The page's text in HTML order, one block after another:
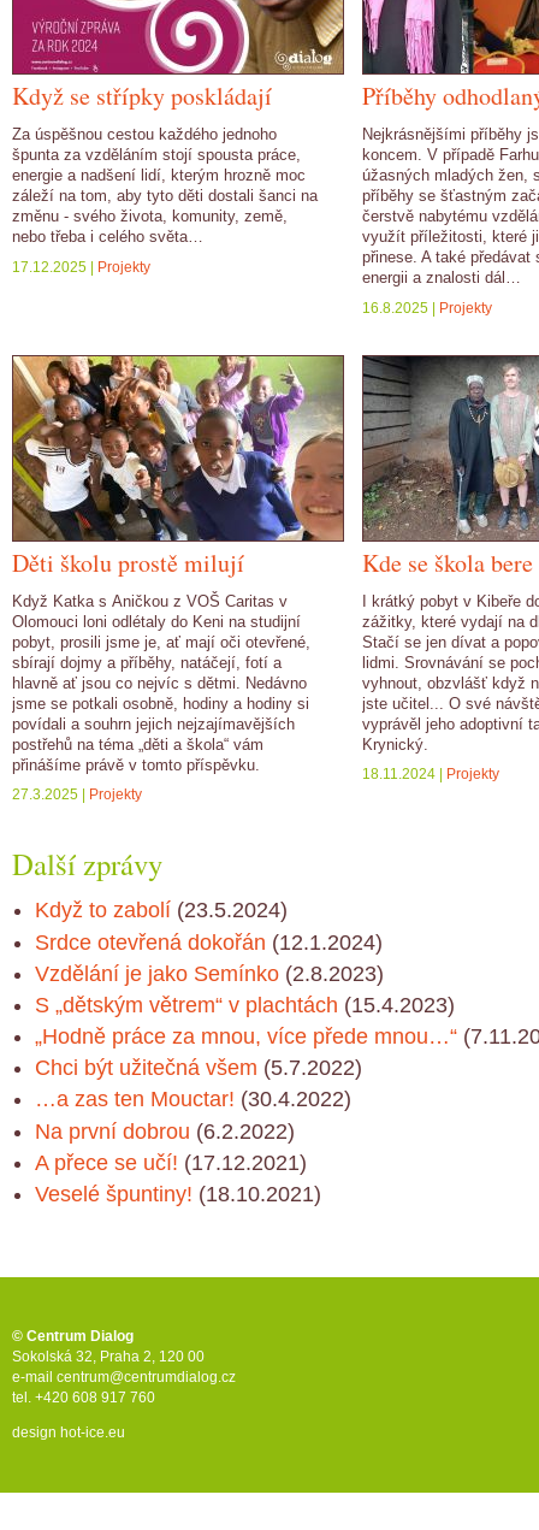
Když se střípky poskládají
Za úspěšnou cestou každého jednoho
špunta za vzděláním stojí spousta práce,
energie a nadšení lidí, kterým hrozně moc
záleží na tom, aby tyto děti dostali šanci na
změnu - svého života, komunity, země,
nebo třeba i celého světa…
17.12.2025 | Projekty
Příběhy
Nejkrásnějšími příběhy
koncem. V případě
úžasných mladých žen,
příběhy se šťastným
čerstvě nabytému
využít příležitosti, které
přinese. A také předávat
energii a znalosti dál…
16.8.2025 | Projekty
Děti školu prostě milují
Když Katka s Aničkou z VOŠ Caritas v
Olomouci loni odlétaly do Keni na studijní
pobyt, prosili jsme je, ať mají oči otevřené,
sbírají dojmy a příběhy, natáčejí, fotí a
hlavně ať jsou co nejvíc s dětmi. Nedávno
jsme se potkali osobně, hodiny a hodiny si
povídali a souhrn jejich nejzajímavějších
postřehů na téma „děti a škola“ vám
přinášíme právě v tomto příspěvku.
27.3.2025 | Projekty
Kde se škola
I krátký pobyt v Kibeře
zážitky, které vydají na
Stačí se jen dívat a
lidmi. Srovnávání se
vyhnout, obzvlášť když
jste učitel... O své
vyprávěl jeho adoptivní
Krynický.
18.11.2024 | Projekty
Další zprávy
Když to zabolí (23.5.2024)
Srdce otevřená dokořán (12.1.2024)
Vzdělání je jako Semínko (2.8.2023)
S „dětským větrem“ v plachtách (15.4.2023)
„Hodně práce za mnou, více přede mnou…“
Chci být užitečná všem (5.7.2022)
…a zas ten Mouctar! (30.4.2022)
Na první dobrou (6.2.2022)
A přece se učí! (17.12.2021)
Veselé špuntiny! (18.10.2021)
© Centrum Dialog
Sokolská 32, Praha 2, 120 00
e-mail centrum@centrumdialog.cz
tel. +420 608 917 760
design hot-ice.eu